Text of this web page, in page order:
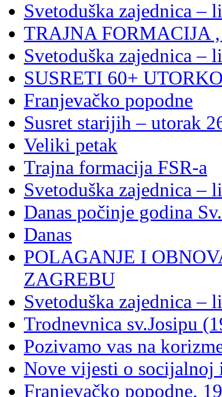
Svetoduška zajednica –
TRAJNA FORMACIJA
Svetoduška zajednica –
SUSRETI 60+
Franjevačko popodne
Susret starijih – utorak
Veliki petak
Trajna formacija FSR-a
Svetoduška zajednica –
Danas počinje godina
Danas
POLAGANJE I
ZAGREBU
Svetoduška zajednica –
Trodnevnica sv.Josipu
Pozivamo vas na
Nove vijesti o
Franjevačko popodne,